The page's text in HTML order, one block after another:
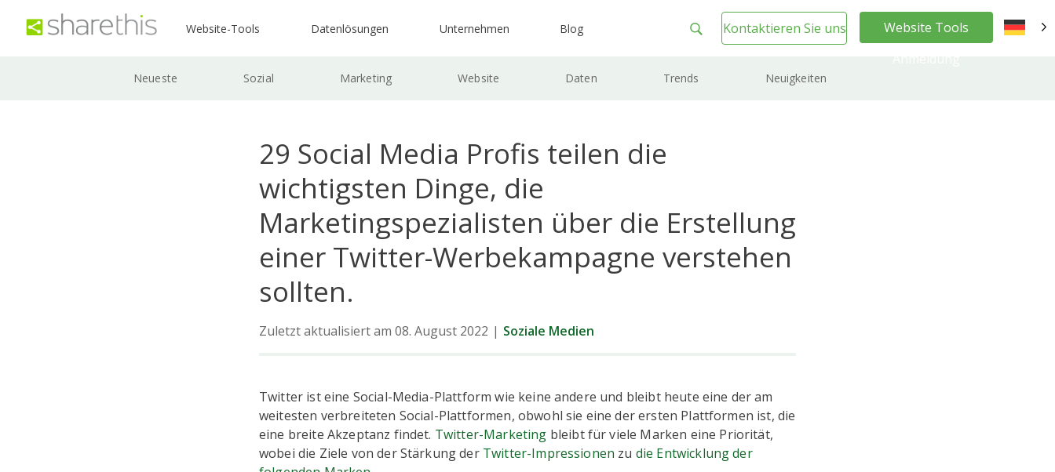
Website-Tools Datenlösungen Unternehmen Blog Kontaktieren Sie uns
Website Tools
Neueste Sozial Marketing Website Daten Trends Neuigkeiten
29 Social Media Profis teilen die
wichtigsten Dinge, die
Marketingspezialisten über die Erstellung
einer Twitter-Werbekampagne verstehen
sollten.
Zuletzt aktualisiert am 08. August 2022 | Soziale Medien
Twitter ist eine Social-Media-Plattform wie keine andere und bleibt heute eine der am
weitesten verbreiteten Social-Plattformen, obwohl sie eine der ersten Plattformen ist, die
eine breite Akzeptanz findet. Twitter-Marketing bleibt für viele Marken eine Priorität,
wobei die Ziele von der Stärkung der Twitter-Impressionen zu die Entwicklung der